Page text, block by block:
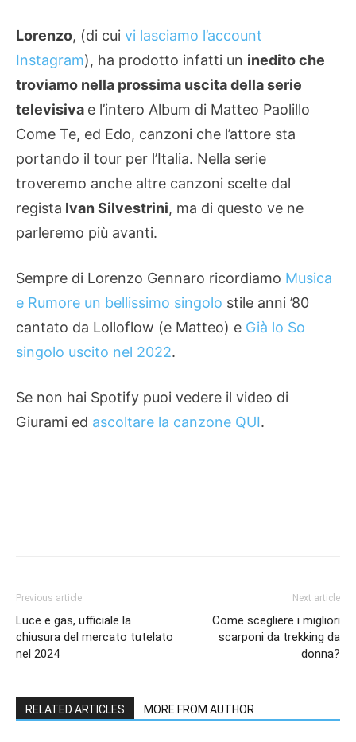
Lorenzo, (di cui vi lasciamo l’account
Instagram), ha prodotto infatti un inedito che
troviamo nella prossima uscita della serie
televisiva e l’intero Album di Matteo Paolillo
Come Te, ed Edo, canzoni che l’attore sta
portando il tour per l’Italia. Nella serie
troveremo anche altre canzoni scelte dal
regista Ivan Silvestrini, ma di questo ve ne
parleremo più avanti.
Sempre di Lorenzo Gennaro ricordiamo Musica
e Rumore un bellissimo singolo stile anni ’80
cantato da Lolloflow (e Matteo) e Già lo So
singolo uscito nel 2022.
Se non hai Spotify puoi vedere il video di
Giurami ed ascoltare la canzone QUI.
Previous article
Luce e gas, ufficiale la
chiusura del mercato tutelato
nel 2024
Next article
Come scegliere i migliori
scarponi da trekking da
donna?
RELATED ARTICLES MORE FROM AUTHOR